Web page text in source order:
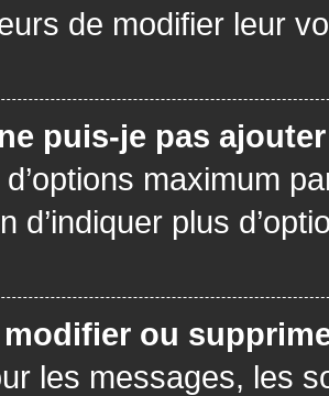
de modifier leur
puis-je pas
maximum
d’indiquer plus
ou
les messages, les